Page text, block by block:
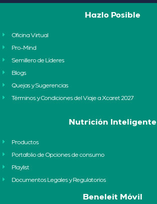
Hazlo Posible
Oficina Virtual
Pro-Mind
Semillero de Líderes
Blogs
Quejas y Sugerencias
Términos y Condiciones del Viaje a Xcaret 2027
Nutrición Inteligente
Productos
Portafolio de Opciones de consumo
Playlist
Documentos Legales y Regulatorios
Beneleit Móvil